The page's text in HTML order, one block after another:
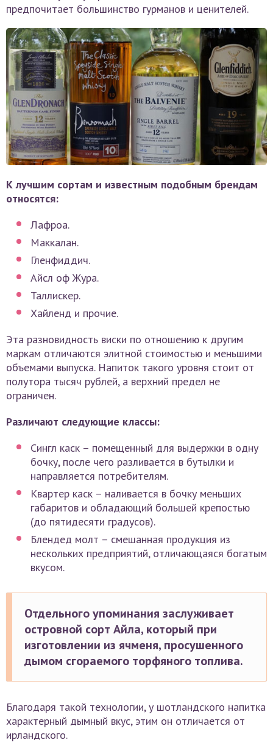
предпочитает большинство гурманов и ценителей.
К лучшим сортам и известным подобным брендам
относятся:
Лафроа.
Маккалан.
Гленфиддич.
Айсл оф Жура.
Таллискер.
Хайленд и прочие.
Эта разновидность виски по отношению к другим
маркам отличаются элитной стоимостью и меньшими
объемами выпуска. Напиток такого уровня стоит от
полутора тысяч рублей, а верхний предел не
ограничен.
Различают следующие классы:
Сингл каск – помещенный для выдержки в одну
бочку, после чего разливается в бутылки и
направляется потребителям.
Квартер каск – наливается в бочку меньших
габаритов и обладающий большей крепостью
(до пятидесяти градусов).
Блендед молт – смешанная продукция из
нескольких предприятий, отличающаяся богатым
вкусом.
Отдельного упоминания заслуживает
островной сорт Айла, который при
изготовлении из ячменя, просушенного
дымом сгораемого торфяного топлива.
Благодаря такой технологии, у шотландского напитка
характерный дымный вкус, этим он отличается от
ирландского.